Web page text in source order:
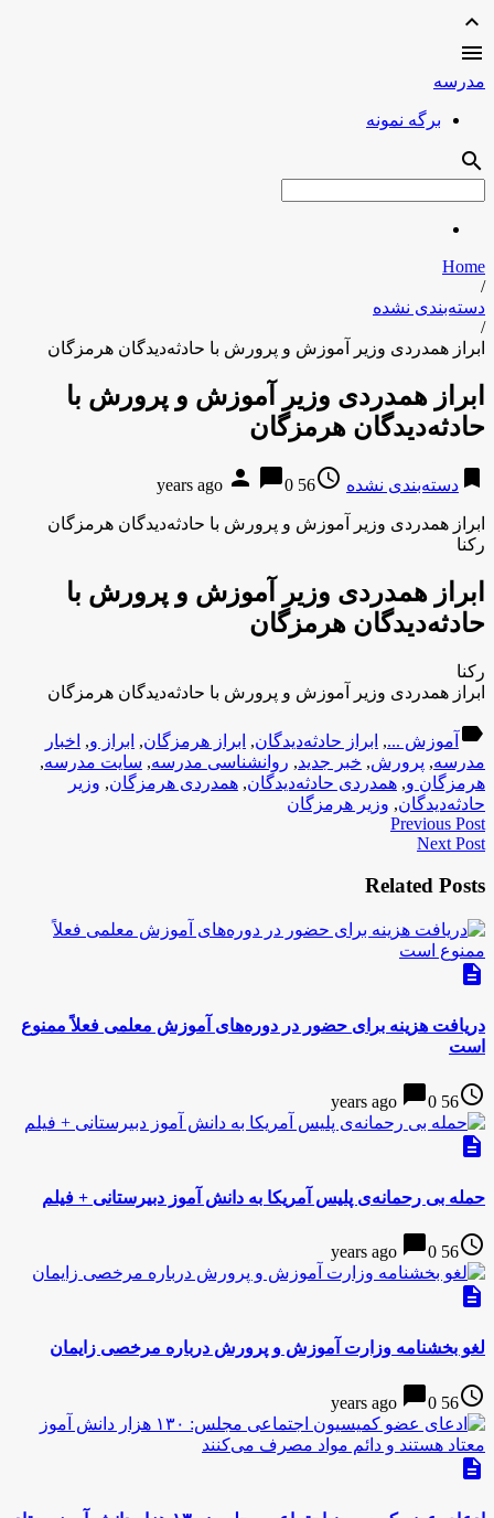
expand_less

مدرسه
برگه نمونه
search
Home
/
دسته‌بندی نشده
/
ابراز همدردی وزیر آموزش و پرورش با حادثه‌دیدگان هرمزگان
ابراز همدردی وزیر آموزش و پرورش با
حادثه‌دیدگان هرمزگان
bookmark دسته‌بندی نشده access_time
56 years ago
person chat_bubble0
ابراز همدردی وزیر آموزش و پرورش با حادثه‌دیدگان هرمزگان
رکنا
ابراز همدردی وزیر آموزش و پرورش با
حادثه‌دیدگان هرمزگان
رکنا
ابراز همدردی وزیر آموزش و پرورش با حادثه‌دیدگان هرمزگان
label آموزش ..., ابراز حادثه‌دیدگان, ابراز هرمزگان, ابراز و, اخبار
مدرسه, پرورش, خبر جدید, روانشناسی مدرسه, سایت مدرسه,
هرمزگان و, همدردی حادثه‌دیدگان, همدردی هرمزگان, وزیر
حادثه‌دیدگان, وزیر هرمزگان
Previous Post
Next Post
Related Posts
description
دریافت هزینه برای حضور در دوره‌های آموزش معلمی فعلاً ممنوع
است
access_time
56 years ago
chat_bubble0
description
حمله بی رحمانه‌ی پلیس آمریکا به دانش آموز دبیرستانی + فیلم
access_time
56 years ago
chat_bubble0
description
لغو بخشنامه وزارت آموزش و پرورش درباره مرخصی زایمان
access_time
56 years ago
chat_bubble0
description